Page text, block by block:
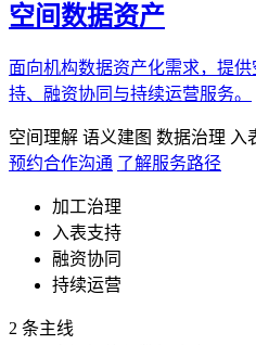
空间数据资产
面向机构数据资产化需求，提
持、融资协同与持续运营服务。
空间理解 语义建图 数据治理 入
预约合作沟通 了解服务路径
加工治理
入表支持
融资协同
持续运营
2 条主线